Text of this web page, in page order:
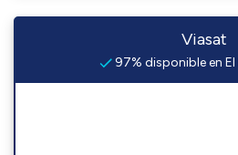
Viasat
97% disponible en